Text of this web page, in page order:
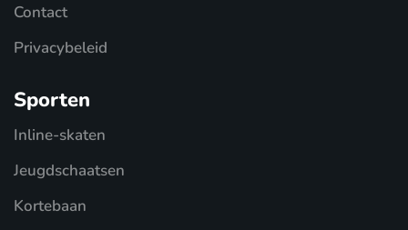
Contact
Privacybeleid
Sporten
Inline-skaten
Jeugdschaatsen
Kortebaan